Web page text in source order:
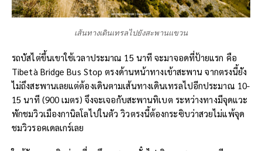
เส้นทางเดินเทรลไปยังสะพานแขวน
รถบัสไต่ขึ้นเขาใช้เวลาประมาณ 15 นาที จะมาจอดที่ป้ายแรก คือ
Tibetà Bridge Bus Stop ตรงด้านหน้าทางเข้าสะพาน จากตรงนี้ยัง
ไม่ถึงสะพานเลยแต่ต้องเดินตามเส้นทางเดินเทรลไปอีกประมาณ 10-
15 นาที (900 เมตร) จึงจะเจอกับสะพานทิเบต ระหว่างทางมีจุดแวะ
พักชมวิวเมืองกานิลโลไปในตัว วิวตรงนี้ต้องกระซิบว่าสวยไม่แพ้จุด
ชมวิวรอคเดลเกร์เลย